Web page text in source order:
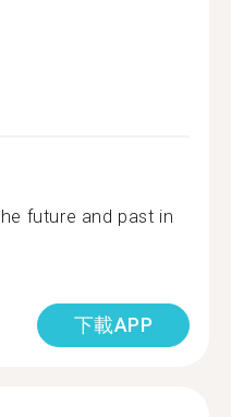
future and past in
下載APP